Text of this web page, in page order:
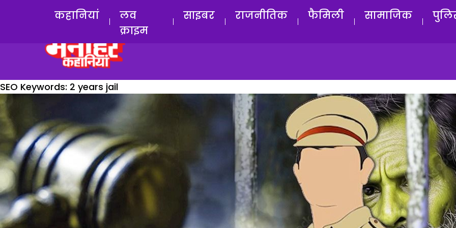
कहानियां
लव
क्राइम
साइबर राजनीतिक फैमिली सामाजिक
SEO Keywords: 2 years jail